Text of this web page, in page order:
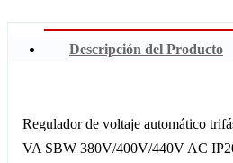
Descripción del Producto
Regulador de voltaje automático
VA SBW 380V/400V/440V AC